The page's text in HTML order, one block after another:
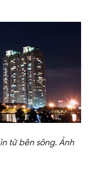
từ bên sông. Ảnh